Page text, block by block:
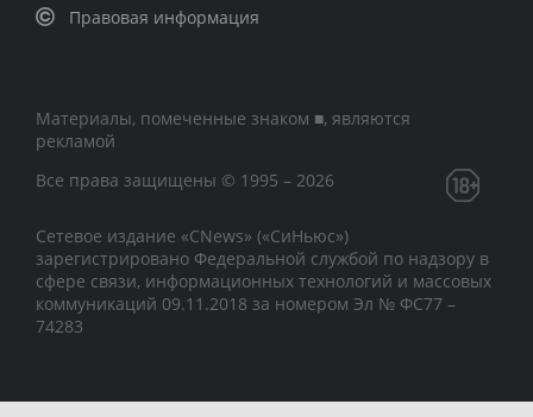
Правовая информация
Материалы, помеченные знаком ■, являются
рекламой
Все права защищены © 1995 – 2026
Сетевое издание «CNews» («СиНьюс»)
зарегистрировано Федеральной службой по надзору в
сфере связи, информационных технологий и массовых
коммуникаций 09.11.2018 за номером Эл № ФС77 –
74283